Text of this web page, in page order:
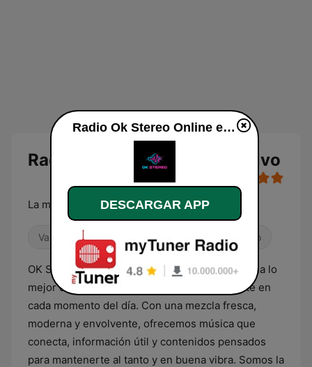
Radio Ok Stereo Online en vivo
La mezcla que te conecta
Variado Dance / EDM Músicas del mundo
OK Stereo es la emisora crossover que combina lo
mejor de todos los géneros para acompañarte en
cada momento del día. Con una mezcla fresca,
moderna y envolvente, ofrecemos música que
conecta, información útil y contenidos pensados
para mantenerte al tanto y en buena vibra. Somos la
Radio Ok Stereo Online en vivo
DESCARGAR APP